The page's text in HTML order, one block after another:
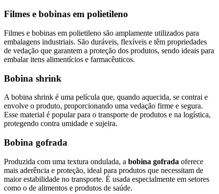
Filmes e bobinas em polietileno
Filmes e bobinas em polietileno são amplamente utilizados para
embalagens industriais. São duráveis, flexíveis e têm propriedades
de vedação que garantem a proteção dos produtos, sendo ideais para
embalar itens alimentícios e farmacêuticos.
Bobina shrink
A bobina shrink é uma película que, quando aquecida, se contrai e
envolve o produto, proporcionando uma vedação firme e segura.
Esse material é popular para o transporte de produtos e na logística,
protegendo contra umidade e sujeira.
Bobina gofrada
Produzida com uma textura ondulada, a bobina gofrada oferece
mais aderência e proteção, ideal para produtos que necessitam de
maior estabilidade no transporte. É usada especialmente em setores
como o de alimentos e produtos de saúde.